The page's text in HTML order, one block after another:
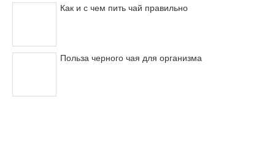
Как и с чем пить чай правильно
Польза черного чая для организма